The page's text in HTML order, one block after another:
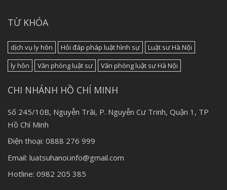
TỪ KHÓA
dịch vụ ly hôn Hỏi đáp pháp luật hình sự
Luật sư Hà Nội
ly hôn
Văn phòng luật sư Văn phòng luật sư Hà Nội
CHI NHÁNH HỒ CHÍ MINH
Số 245/10B, Nguyễn Trãi, P. Nguyễn Cư Trinh, Quận 1, TP
Hồ Chí Minh
Điện thoại: 0888 276 999
Email: luatsuhanoi.info@gmail.com
Hotline: 0982 205 385